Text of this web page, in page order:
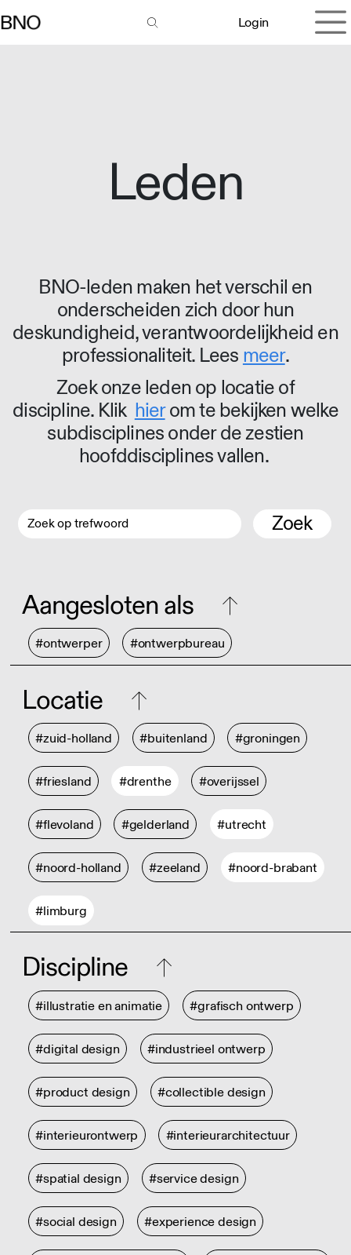
Login
Leden
BNO-leden maken het verschil en
onderscheiden zich door hun
deskundigheid, verantwoordelijkheid en
professionaliteit. Lees meer.
Zoek onze leden op locatie of
discipline. Klik hierom te bekijken welke
subdisciplines onder de zestien
hoofddisciplines vallen.
Zoek
Aangesloten als
#ontwerper #ontwerpbureau
Locatie
#zuid-holland #buitenland #groningen
#friesland #drenthe #overijssel
#flevoland #gelderland #utrecht
#noord-holland #zeeland #noord-brabant
#limburg
Discipline
#illustratie en animatie #grafisch ontwerp
#digital design #industrieel ontwerp
#product design #collectible design
#interieurontwerp #interieurarchitectuur
#spatial design #service design
#social design #experience design